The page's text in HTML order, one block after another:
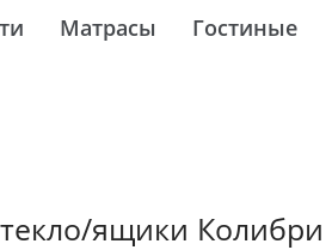
Матрасы Гостиные
ящики Колибри